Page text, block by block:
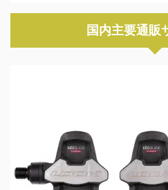
国内主要通販